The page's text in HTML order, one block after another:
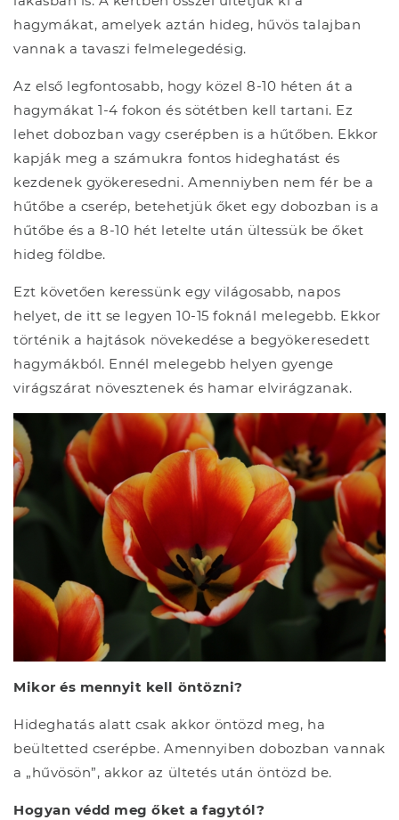
hagymákat, amelyek aztán hideg, hűvös talajban
vannak a tavaszi felmelegedésig.
Az első legfontosabb, hogy közel 8-10 héten át a
hagymákat 1-4 fokon és sötétben kell tartani. Ez
lehet dobozban vagy cserépben is a hűtőben. Ekkor
kapják meg a számukra fontos hideghatást és
kezdenek gyökeresedni. Amenniyben nem fér be a
hűtőbe a cserép, betehetjük őket egy dobozban is a
hűtőbe és a 8-10 hét letelte után ültessük be őket
hideg földbe.
Ezt követően keressünk egy világosabb, napos
helyet, de itt se legyen 10-15 foknál melegebb. Ekkor
történik a hajtások növekedése a begyökeresedett
hagymákból. Ennél melegebb helyen gyenge
virágszárat növesztenek és hamar elvirágzanak.
Mikor és mennyit kell öntözni?
Hideghatás alatt csak akkor öntözd meg, ha
beültetted cserépbe. Amennyiben dobozban vannak
a „hűvösön”, akkor az ültetés után öntözd be.
Hogyan védd meg őket a fagytól?